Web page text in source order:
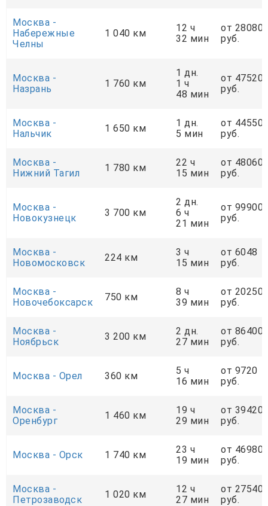
Москва -
Набережные
Челны
1 040 км
12 ч
32 мин
от 28080
руб.
Москва -
Назрань
1 760 км
1 дн.
1 ч
48 мин
от 47520
руб.
Москва -
Нальчик
1 650 км
1 дн.
5 мин
от 44550
руб.
Москва -
Нижний Тагил
1 780 км
22 ч
15 мин
от 48060
руб.
Москва -
Новокузнецк
3 700 км
2 дн.
6 ч
21 мин
от 99900
руб.
Москва -
Новомосковск
224 км
3 ч
15 мин
от 6048
руб.
Москва -
Новочебоксарск
750 км
8 ч
39 мин
от 20250
руб.
Москва -
Ноябрьск
3 200 км
2 дн.
27 мин
от 86400
руб.
Москва - Орел 360 км
5 ч
16 мин
от 9720
руб.
Москва -
Оренбург
1 460 км
19 ч
29 мин
от 39420
руб.
Москва - Орск 1 740 км
23 ч
19 мин
от 46980
руб.
Москва -
Петрозаводск
1 020 км
12 ч
27 мин
от 27540
руб.